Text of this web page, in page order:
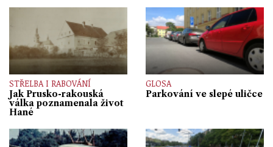
STŘELBA I RABOVÁNÍ
Jak Prusko-rakouská
válka poznamenala život
Hané
GLOSA
Parkování ve slepé uličce